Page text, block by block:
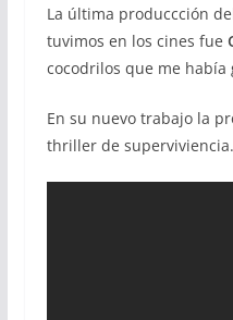
La última produccción
tuvimos en los cines fue
cocodrilos que me había
En su nuevo trabajo la
thriller de superviviencia.